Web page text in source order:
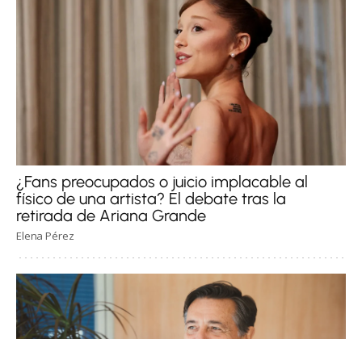
¿Fans preocupados o juicio implacable al
físico de una artista? El debate tras la
retirada de Ariana Grande
Elena Pérez